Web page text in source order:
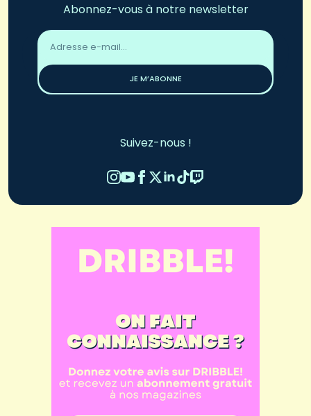
Abonnez-vous à notre newsletter
Adresse
email
JE M’ABONNE
Suivez-nous !